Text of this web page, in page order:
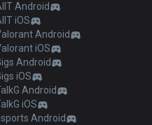
Android
iOS
Android
iOS
Android
iOS
Android
iOS
Android